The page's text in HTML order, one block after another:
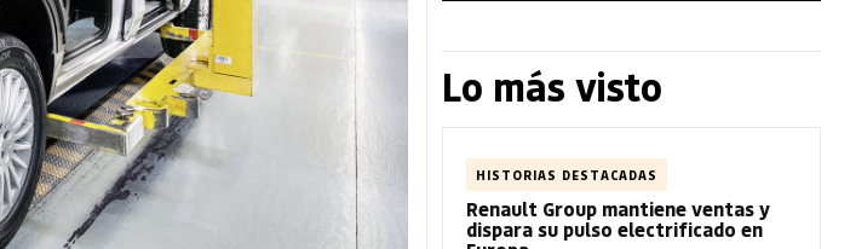
Lo más visto
HISTORIAS DESTACADAS
Renault Group mantiene ventas y
dispara su pulso electrificado en